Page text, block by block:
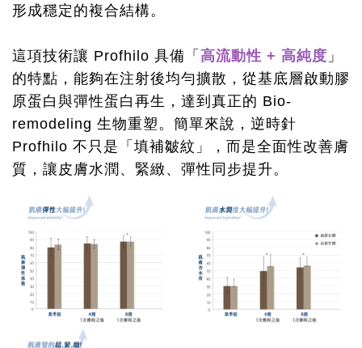
形成穩定的複合結構。
這項技術讓 Profhilo 具備「 高流動性 + 高純度 」
的特點，能夠在注射後均勻擴散，從基底層啟動膠
原蛋白與彈性蛋白再生，達到真正的 Bio-
remodeling 生物重塑。簡單來說，逆時針
Profhilo 不只是「填補皺紋」，而是全面性改善膚
質，讓皮膚水潤、緊緻、彈性同步提升。